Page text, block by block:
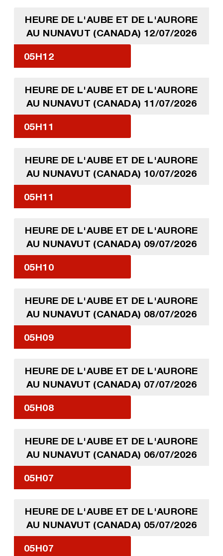
HEURE DE L'AUBE ET DE L'AURORE
AU NUNAVUT (CANADA) 12/07/2026
05H12
HEURE DE L'AUBE ET DE L'AURORE
AU NUNAVUT (CANADA) 11/07/2026
05H11
HEURE DE L'AUBE ET DE L'AURORE
AU NUNAVUT (CANADA) 10/07/2026
05H11
HEURE DE L'AUBE ET DE L'AURORE
AU NUNAVUT (CANADA) 09/07/2026
05H10
HEURE DE L'AUBE ET DE L'AURORE
AU NUNAVUT (CANADA) 08/07/2026
05H09
HEURE DE L'AUBE ET DE L'AURORE
AU NUNAVUT (CANADA) 07/07/2026
05H08
HEURE DE L'AUBE ET DE L'AURORE
AU NUNAVUT (CANADA) 06/07/2026
05H07
HEURE DE L'AUBE ET DE L'AURORE
AU NUNAVUT (CANADA) 05/07/2026
05H07